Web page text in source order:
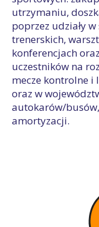
utrzymaniu,
poprzez udziały
trenerskich,
konferencjach
uczestników na
mecze kontrolne i
oraz w
autokarów/
amortyzacji.